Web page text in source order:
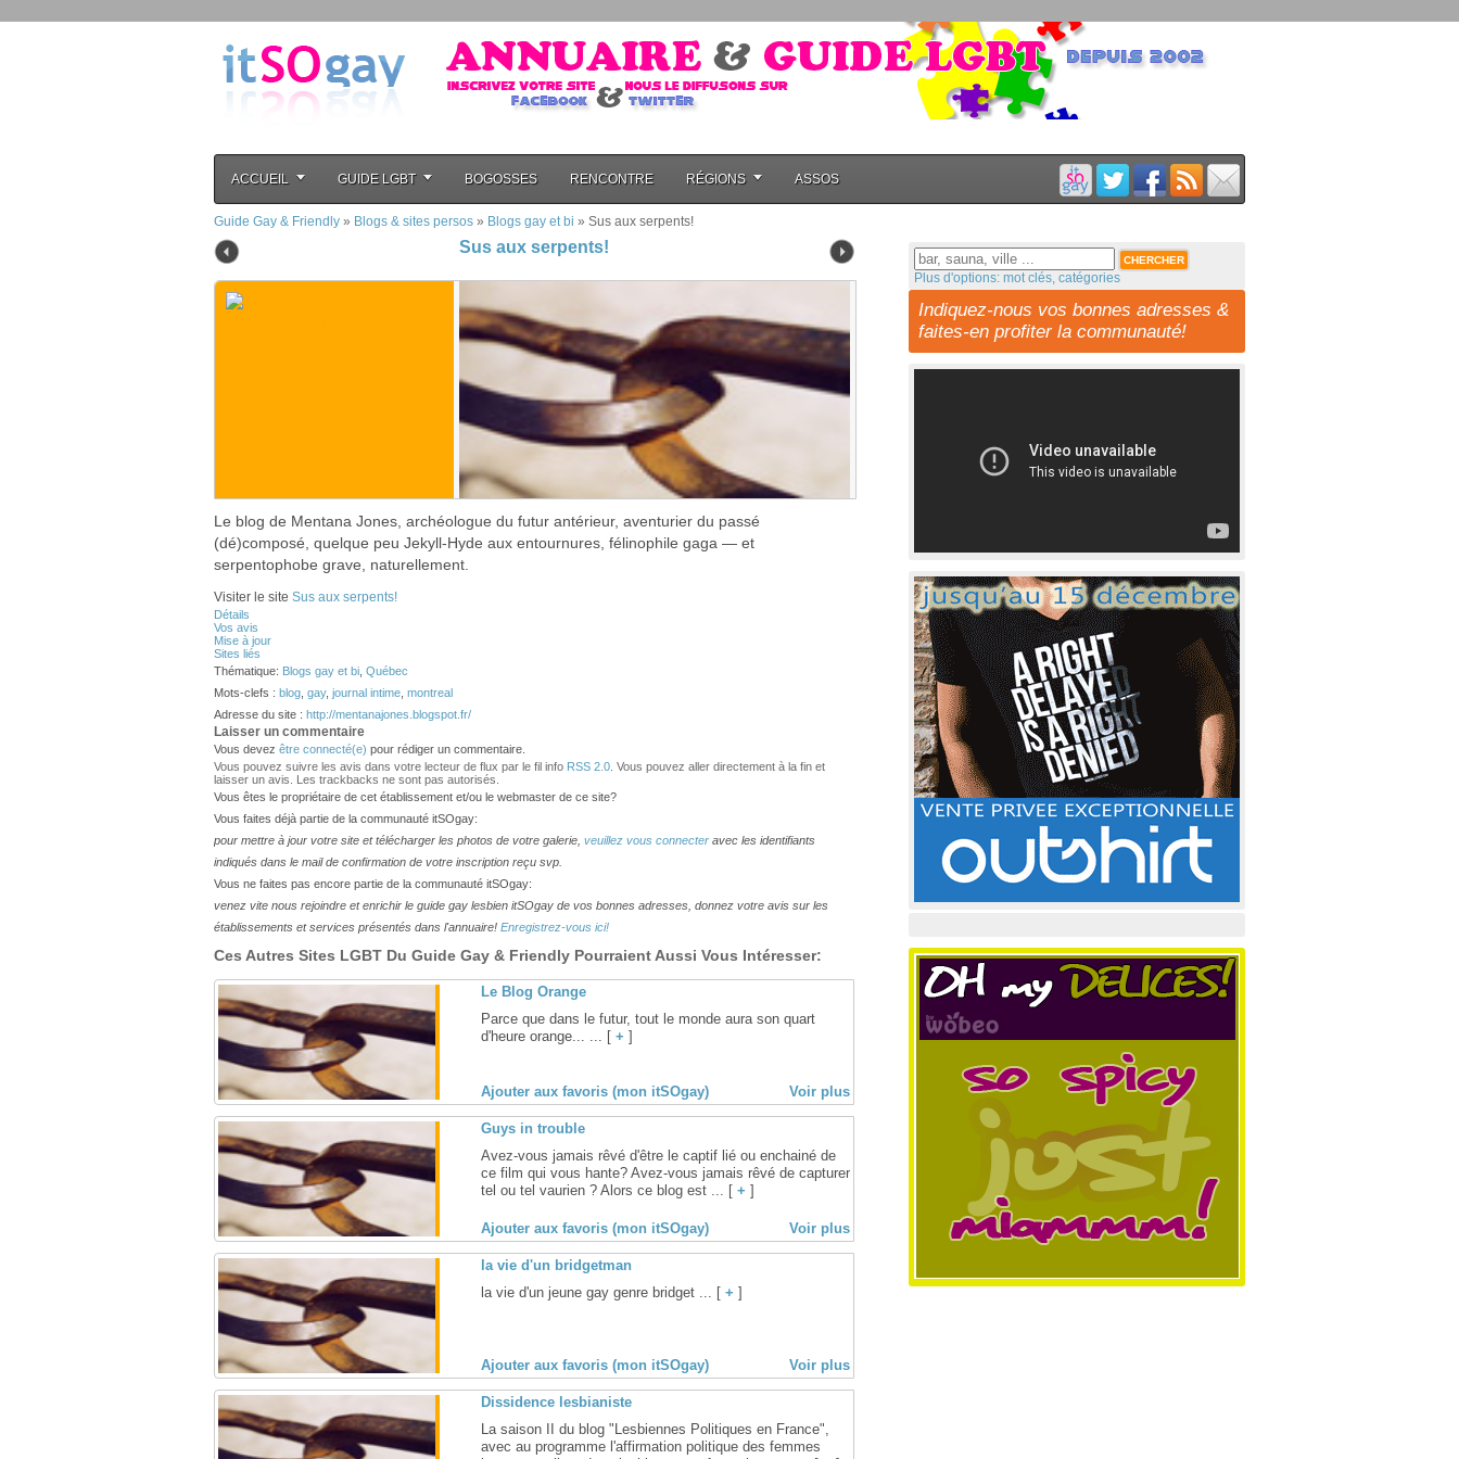
ACCUEIL GUIDE LGBT BOGOSSES RENCONTRE RÉGIONS ASSOS
Guide Gay & Friendly » Blogs & sites persos » Blogs gay et bi » Sus aux serpents!
Sus aux serpents!
Le blog de Mentana Jones, archéologue du futur antérieur, aventurier du passé
(dé)composé, quelque peu Jekyll-Hyde aux entournures, félinophile gaga — et
serpentophobe grave, naturellement.
Visiter le site Sus aux serpents!
Détails
Vos avis
Mise à jour
Sites liés
Thématique: Blogs gay et bi Québec
Mots-clefs : blog gay, journal intime montreal
Adresse du site : http://mentanajones.blogspot.fr/
Laisser un commentaire
Vous devez être connecté(e) pour rédiger un commentaire.
Vous pouvez suivre les avis dans votre lecteur de flux par le fil info RSS 2.0 . Vous pouvez aller directement à la fin et
laisser un avis. Les trackbacks ne sont pas autorisés.
Vous êtes le propriétaire de cet établissement et/ou le webmaster de ce site?
Vous faites déjà partie de la communauté itSOgay:
pour mettre à jour votre site et télécharger les photos de votre galerie, veuillez vous connecter avec les identifiants
indiqués dans le mail de confirmation de votre inscription reçu svp.
Vous ne faites pas encore partie de la communauté itSOgay:
venez vite nous rejoindre et enrichir le guide gay lesbien itSOgay de vos bonnes adresses, donnez votre avis sur les
établissements et services présentés dans l'annuaire! Enregistrez-vous ici!
Ces Autres Sites LGBT Du Guide Gay & Friendly Pourraient Aussi Vous Intéresser:
Le Blog Orange
Parce que dans le futur, tout le monde aura son quart
d'heure orange... ... [ + ]
Ajouter aux favoris (mon itSOgay) Voir plus
Guys in trouble
Avez-vous jamais rêvé d'être le captif lié ou enchainé de
ce film qui vous hante? Avez-vous jamais rêvé de capturer
tel ou tel vaurien ? Alors ce blog est ... [ + ]
Ajouter aux favoris (mon itSOgay) Voir plus
la vie d'un bridgetman
la vie d'un jeune gay genre bridget ... [ + ]
Ajouter aux favoris (mon itSOgay) Voir plus
Dissidence lesbianiste
La saison II du blog "Lesbiennes Politiques en France",
avec au programme l'affirmation politique des femmes
Plus d'options: mot clés, catégories
Indiquez-nous vos bonnes adresses &
faites-en profiter la communauté!